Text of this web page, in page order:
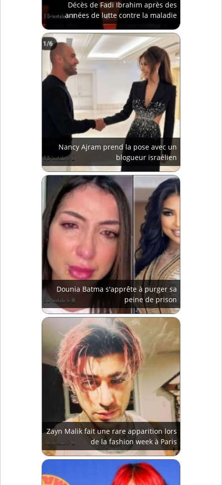
Décès de Fadi Ibrahim après des
années de lutte contre la maladie
Nancy Ajram prend la pose avec un
blogueur israélien
Dounia Batma s'apprête à purger sa
peine de prison
Zayn Malik fait une rare apparition lors
de la fashion week à Paris